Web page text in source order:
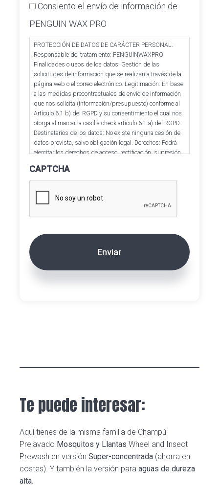
Consiento el envío de información de
PENGUIN WAX PRO
PROTECCIÓN DE DATOS DE CARÁCTER PERSONAL.
Responsable del tratamiento: PENGUINWAXPRO
Finalidades o usos de los datos: Gestión de las
solicitudes de información que se realizan a través de la
página web o el correo electrónico. Legitimación: En base
a las medidas precontractuales de envío de información
que nos solicita (información/presupuesto) conforme al
Artículo 6.1 b) del RGPD y su consentimiento el cual nos
otorga al marcar la casilla check artículo 6.1.a) del RGPD.
Destinatarios de los datos: No existe ninguna cesión de
datos prevista, salvo obligación legal. Derechos: Podrá
ejercitar los derechos de acceso, rectificación, supresión,
sus datos personales en la dirección de correo
electrónico. En la política de privacidad de la página web
podrá ampliar está información.
CAPTCHA
Te puede interesar:
Aquí tienes de la misma familia de Champú
Prelavado Mosquitos y Llantas Wheel and Insect
Prewash en versiónSuper-concentrada (ahorra en
costes). Y también la versión paraaguas de dureza
alta.